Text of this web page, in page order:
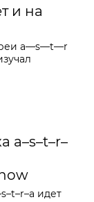
и на
a—s—t—r
a–s–t–r–
идет